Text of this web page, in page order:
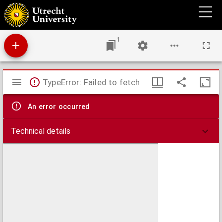
Aenhang van de burgerlicke keuren belangende de opzicht ende verzorginge jegens
brand ende gelijc ongeluc, gemaect, vermeerdert ende verandert by Schout en de
Schepenen dezer stadt Leyden, mit goetduncken ende advijs van Burgermeesteren der
zelver stede.
1
Mirador
viewer
TypeError: Failed to fetch
An error occurred
Technical details